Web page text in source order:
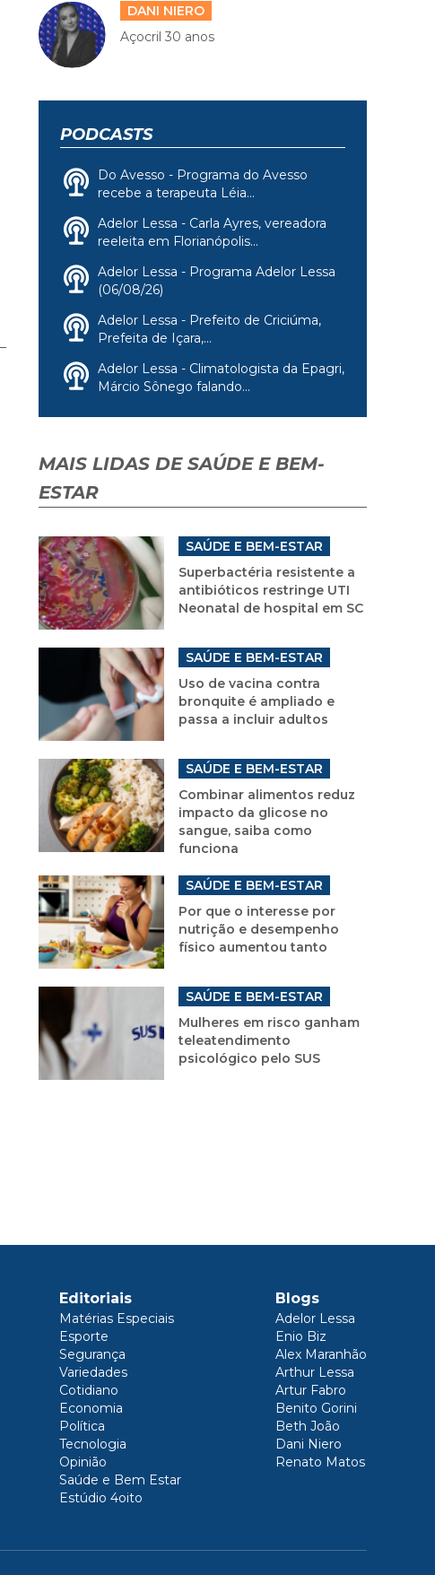
DANI NIERO
Açocril 30 anos
PODCASTS
Do Avesso - Programa do Avesso
recebe a terapeuta Léia...
Adelor Lessa - Carla Ayres, vereadora
reeleita em Florianópolis...
Adelor Lessa - Programa Adelor Lessa
(06/08/26)
Adelor Lessa - Prefeito de Criciúma,
Prefeita de Içara,...
Adelor Lessa - Climatologista da Epagri,
Márcio Sônego falando...
MAIS LIDAS DE SAÚDE E BEM-
ESTAR
SAÚDE E BEM-ESTAR
Superbactéria resistente a
antibióticos restringe UTI
Neonatal de hospital em SC
SAÚDE E BEM-ESTAR
Uso de vacina contra
bronquite é ampliado e
passa a incluir adultos
SAÚDE E BEM-ESTAR
Combinar alimentos reduz
impacto da glicose no
sangue, saiba como
funciona
SAÚDE E BEM-ESTAR
Por que o interesse por
nutrição e desempenho
físico aumentou tanto
SAÚDE E BEM-ESTAR
Mulheres em risco ganham
teleatendimento
psicológico pelo SUS
Editoriais
Matérias Especiais
Esporte
Segurança
Variedades
Cotidiano
Economia
Política
Tecnologia
Opinião
Saúde e Bem Estar
Estúdio 4oito
Blogs
Adelor Lessa
Enio Biz
Alex Maranhão
Arthur Lessa
Artur Fabro
Benito Gorini
Beth João
Dani Niero
Renato Matos